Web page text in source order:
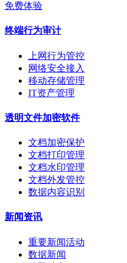
免费体验
终端行为审计
上网行为管控
网络安全接入
移动存储管理
IT资产管理
透明文件加密软件
文档加密保护
文档打印管理
文档水印管理
文档外发管控
数据内容识别
新闻资讯
重要新闻活动
数据新闻